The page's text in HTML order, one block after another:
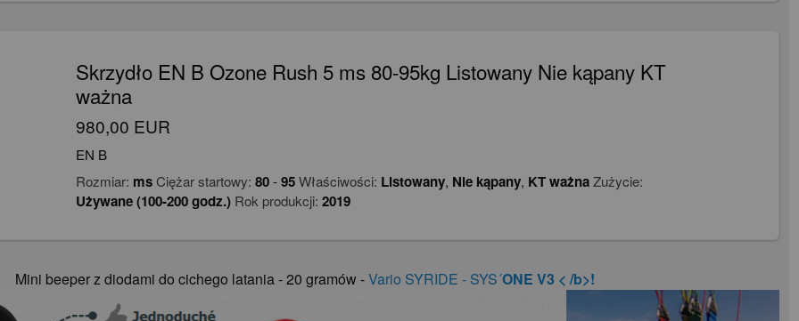
Skrzydło EN B Ozone Rush 5 ms 80-95kg Listowany Nie kąpany KT
ważna
980,00 EUR
EN B
Rozmiar: msCiężar startowy: 80-95Właściwości: Listowany, Nie kąpany, KT ważnaZużycie:
Używane (100-200 godz.)Rok produkcji: 2019
Mini beeper z diodami do cichego latania - 20 gramów -Vario SYRIDE - SYS´ONE V3 < /b>!